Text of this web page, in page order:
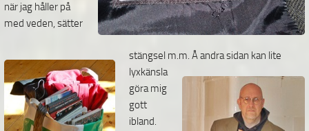
när jag håller på
med veden, sätter
stängsel m.m. Å andra sidan kan lite
lyxkänsla
göra mig
gott
ibland.